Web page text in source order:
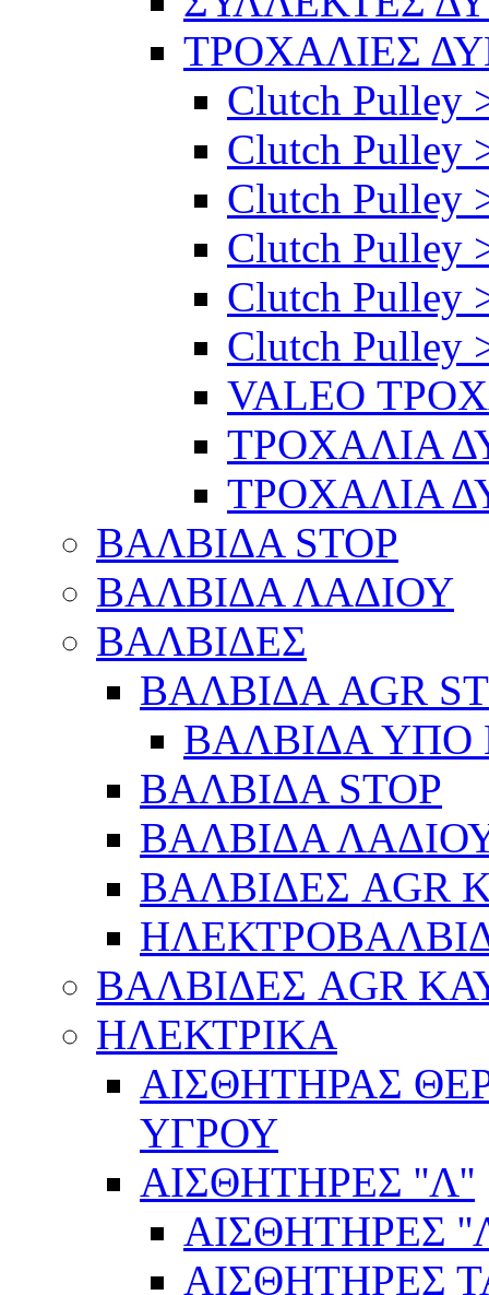
ΤΡΟΧΑΛΙΕΣ
Clutch Pulley
Clutch Pulley
Clutch Pulley
Clutch Pulley
Clutch Pulley
Clutch Pulley
VALEO
ΤΡΟΧΑΛΙΑ
ΤΡΟΧΑΛΙΑ
ΒΑΛΒΙΔΑ STOP
ΒΑΛΒΙΔΑ ΛΑΔΙΟΥ
ΒΑΛΒΙΔΕΣ
ΒΑΛΒΙΔΑ AGR
ΒΑΛΒΙΔΑ ΥΠΟ
ΒΑΛΒΙΔΑ STOP
ΒΑΛΒΙΔΑ
ΒΑΛΒΙΔΕΣ AGR
ΒΑΛΒΙΔΕΣ AGR
ΗΛΕΚΤΡΙΚΑ
ΑΙΣΘΗΤΗΡΑΣ
ΥΓΡΟΥ
ΑΙΣΘΗΤΗΡΕΣ ''Λ''
ΑΙΣΘΗΤΗΡEΣ
ΑΙΣΘΗΤΗΡEΣ